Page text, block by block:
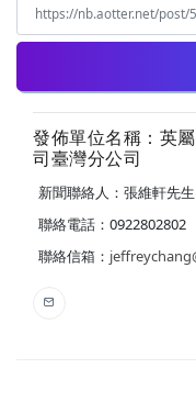
發佈單位名稱：英
司臺灣分公司
新聞聯絡人：張維軒先生
聯絡電話：0922802802
聯絡信箱：